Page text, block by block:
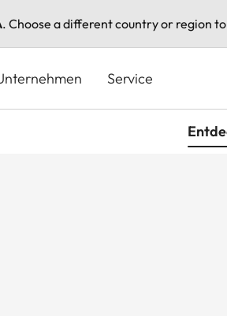
. Choose a different country or region
Service